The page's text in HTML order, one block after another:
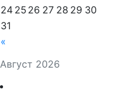
Август 2026
«
24 25 26 27 28 29 30
31